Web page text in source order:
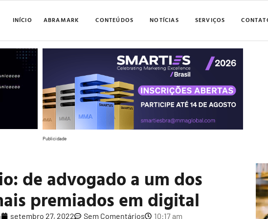
INÍCIO ABRAMARK CONTEÚDOS NOTÍCIAS SERVIÇOS
Publicidade
de advogado a um dos
premiados em digital
setembro 27, 2022 Sem Comentários 10:17 am